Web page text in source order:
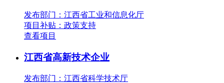
发布部门：江西省工业和信息化厅
项目补贴： 政策支持
查看项目
江西省高新技术企业
发布部门：江西省科学技术厅